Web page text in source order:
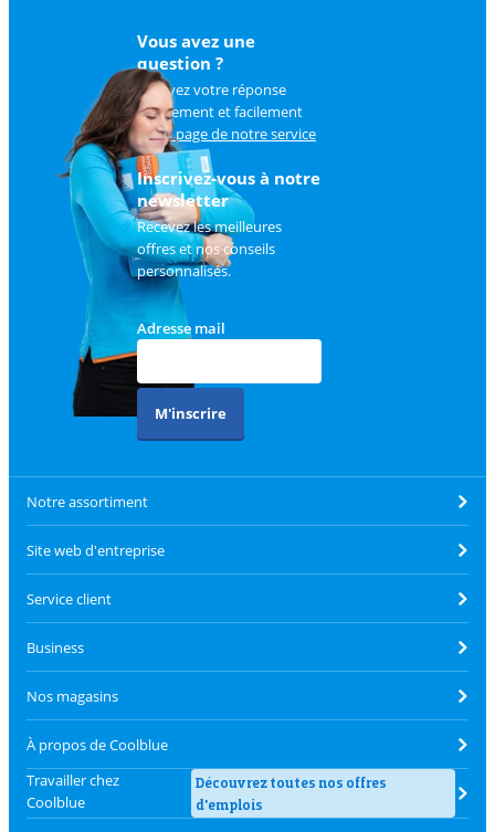
Vous avez une
question ?
Trouvez votre réponse
rapidement et facilement
surla page de notre service
client.
Inscrivez-vous à notre
newsletter
Recevez les meilleures
offres et nos conseils
personnalisés.
Adresse mail
M'inscrire
Notre assortiment
Site web d'entreprise
Service client
Business
Nos magasins
À propos de Coolblue
Travailler chez
Coolblue
Découvrez toutes nos offres
d'emplois